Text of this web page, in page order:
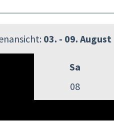
03. - 09. August
Sa
08